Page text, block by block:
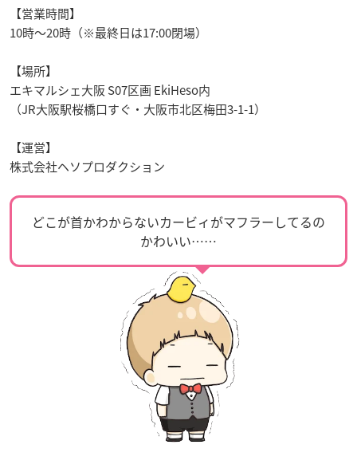
【営業時間】
10時～20時（※最終日は17:00閉場）
【場所】
エキマルシェ大阪 S07区画 EkiHeso内
（JR大阪駅桜橋口すぐ・大阪市北区梅田3-1-1）
【運営】
株式会社ヘソプロダクション
どこが首かわからないカービィがマフラーしてるの
かわいい……